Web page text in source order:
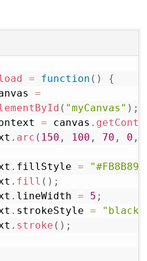
= function ( )
{
=
( "myCanvas" ) ;
= canvas .
. arc ( 150 , 100 , 70 , 0 ,
. fillStyle = "#FB8B89"
. fill ( ) ;
. lineWidth = 5 ;
. strokeStyle = "black"
. stroke ( ) ;